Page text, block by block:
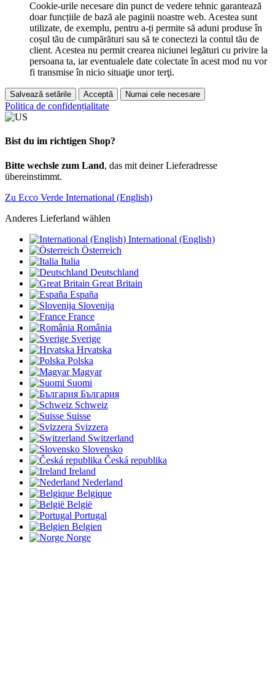
Cookie-urile necesare din punct de vedere tehnic garantează
doar funcțiile de bază ale paginii noastre web. Acestea sunt
utilizate, de exemplu, pentru a-ți permite să aduni produse în
coșul tău de cumpărături sau să te conectezi la contul tău de
client. Acestea nu permit crearea niciunei legături cu privire la
persoana ta, iar eventualele date colectate în acest mod nu vor
fi transmise în nicio situaţie unor terţi.
Salvează setările Acceptă Numai cele necesare
Politica de confidențialitate
Bist du im richtigen Shop?
Bitte wechsle zum Land, das mit deiner Lieferadresse
übereinstimmt.
Zu Ecco Verde International (English)
Anderes Lieferland wählen
International (English)
Österreich
Italia
Deutschland
Great Britain
España
Slovenija
France
România
Sverige
Hrvatska
Polska
Magyar
Suomi
България
Schweiz
Suisse
Svizzera
Switzerland
Slovensko
Česká republika
Ireland
Nederland
Belgique
België
Portugal
Belgien
Norge